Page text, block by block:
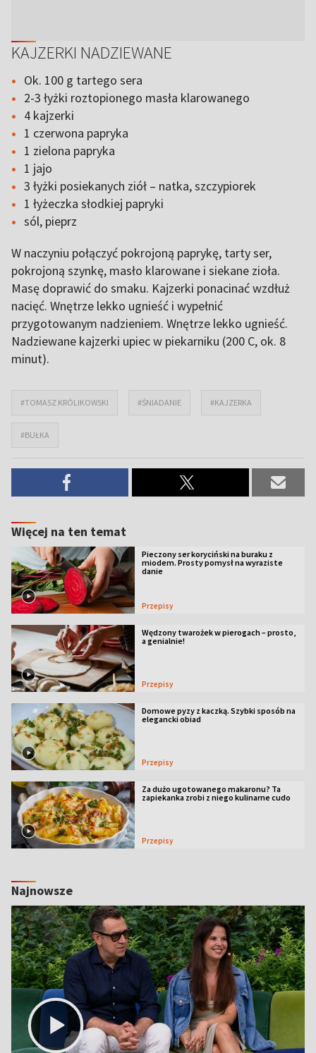
KAJZERKI NADZIEWANE
Ok. 100 g tartego sera
2-3 łyżki roztopionego masła klarowanego
4 kajzerki
1 czerwona papryka
1 zielona papryka
1 jajo
3 łyżki posiekanych ziół – natka, szczypiorek
1 łyżeczka słodkiej papryki
sól, pieprz
W naczyniu połączyć pokrojoną paprykę, tarty ser,
pokrojoną szynkę, masło klarowane i siekane zioła.
Masę doprawić do smaku. Kajzerki ponacinać wzdłuż
nacięć. Wnętrze lekko ugnieść i wypełnić
przygotowanym nadzieniem. Wnętrze lekko ugnieść.
Nadziewane kajzerki upiec w piekarniku (200 C, ok. 8
minut).
#TOMASZ KRÓLIKOWSKI #ŚNIADANIE #KAJZERKA
#BUŁKA
Więcej na ten temat
Pieczony ser koryciński na buraku z
miodem. Prosty pomysł na wyraziste
danie
Przepisy
Wędzony twarożek w pierogach – prosto,
a genialnie!
Przepisy
Domowe pyzy z kaczką. Szybki sposób na
elegancki obiad
Przepisy
Za dużo ugotowanego makaronu? Ta
zapiekanka zrobi z niego kulinarne cudo
Przepisy
Najnowsze